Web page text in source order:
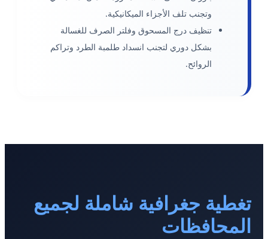
وتجنب تلف الأجزاء الميكانيكية.
تنظيف درج المسحوق وفلتر الصرف للغسالة
بشكل دوري لتجنب انسداد طلمبة الطرد وتراكم
الروائح.
تغطية جغرافية شاملة لجميع
المحافظات